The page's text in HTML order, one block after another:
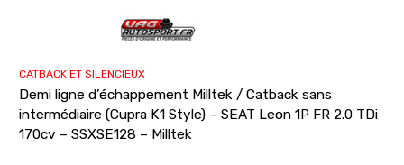
CATBACK ET SILENCIEUX
Demi ligne d’échappement Milltek / Catback sans
intermédiaire (Cupra K1 Style) – SEAT Leon 1P FR 2.0 TDi
170cv – SSXSE128 – Milltek